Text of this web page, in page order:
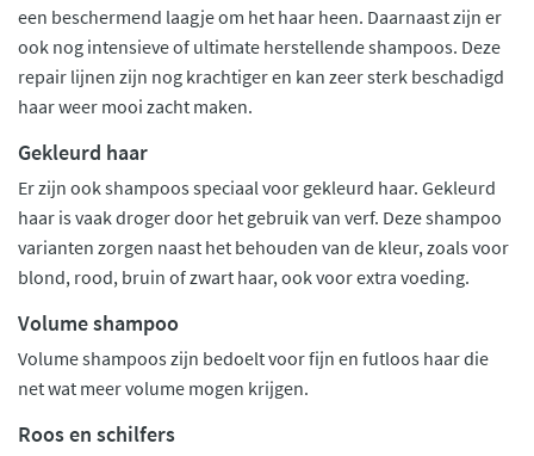
een beschermend laagje om het haar heen. Daarnaast zijn er
ook nog intensieve of ultimate herstellende shampoos. Deze
repair lijnen zijn nog krachtiger en kan zeer sterk beschadigd
haar weer mooi zacht maken.
Gekleurd haar
Er zijn ook shampoos speciaal voor gekleurd haar. Gekleurd
haar is vaak droger door het gebruik van verf. Deze shampoo
varianten zorgen naast het behouden van de kleur, zoals voor
blond, rood, bruin of zwart haar, ook voor extra voeding.
Volume shampoo
Volume shampoos zijn bedoelt voor fijn en futloos haar die
net wat meer volume mogen krijgen.
Roos en schilfers